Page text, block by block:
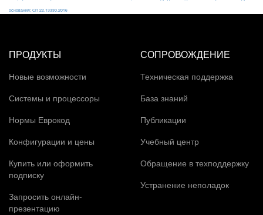
основания; СП 22.13330.2016
ПРОДУКТЫ
Новые возможности
Системы и процессоры
Нормы Еврокод
Конфигурации и цены
Купить или оформить
подписку
Запросить онлайн-
презентацию
СОПРОВОЖДЕНИЕ
Техническая поддержка
База знаний
Публикации
Учебный центр
Обращение в техподдержку
Устранение неполадок